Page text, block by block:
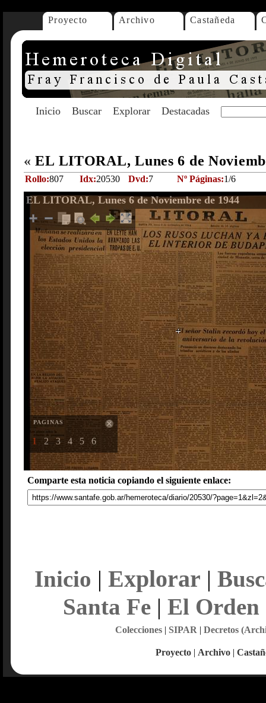
Proyecto Archivo Castañeda
Inicio Buscar Explorar Destacadas
« EL LITORAL, Lunes 6 de
Rollo:807 Idx:20530 Dvd:7 Nº Páginas:1/6
EL LITORAL, Lunes 6 de Noviembre de 1944
PAGINAS
1 2 3 4 5 6
Comparte esta noticia copiando el siguiente enlace:
Inicio | Explorar |
Santa Fe| El Orden
Colecciones| SIPAR | Decretos
Proyecto | Archivo |